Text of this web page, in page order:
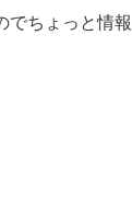
でちょっと情報